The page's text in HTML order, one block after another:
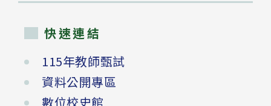
快速連結
115年教師甄試
資料公開專區
數位校史館